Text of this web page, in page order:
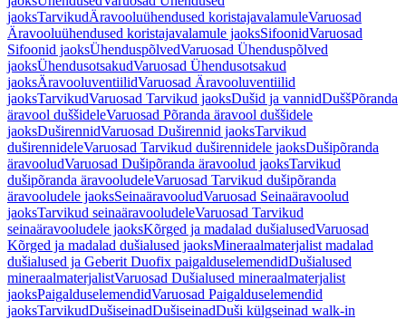
jaoksTarvikudÄravooluühendused koristajavalamuleVaruosad
Äravooluühendused koristajavalamule jaoksSifoonidVaruosad
Sifoonid jaoksÜhenduspõlvedVaruosad Ühenduspõlved
jaoksÜhendusotsakudVaruosad Ühendusotsakud
jaoksÄravooluventiilidVaruosad Äravooluventiilid
jaoksTarvikudVaruosad Tarvikud jaoksDušid ja vannidDuššPõranda
äravool duššideleVaruosad Põranda äravool duššidele
jaoksDuširennidVaruosad Duširennid jaoksTarvikud
duširennideleVaruosad Tarvikud duširennidele jaoksDušipõranda
äravooludVaruosad Dušipõranda äravoolud jaoksTarvikud
dušipõranda äravooludeleVaruosad Tarvikud dušipõranda
äravooludele jaoksSeinaäravooludVaruosad Seinaäravoolud
jaoksTarvikud seinaäravooludeleVaruosad Tarvikud
seinaäravooludele jaoksKõrged ja madalad dušialusedVaruosad
Kõrged ja madalad dušialused jaoksMineraalmaterjalist madalad
dušialused ja Geberit Duofix paigalduselemendidDušialused
mineraalmaterjalistVaruosad Dušialused mineraalmaterjalist
jaoksPaigalduselemendidVaruosad Paigalduselemendid
jaoksTarvikudDušiseinadDušiseinadDuši külgseinad walk-in